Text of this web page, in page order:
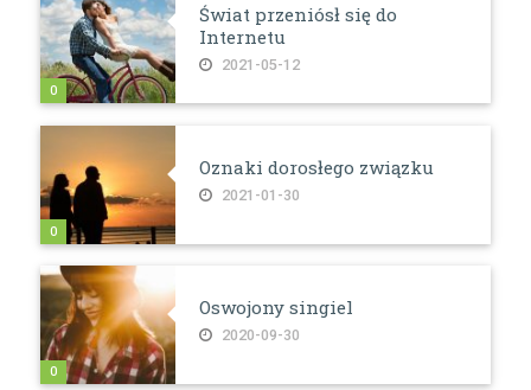
Świat przeniósł się do
Internetu
2021-05-12
0
Oznaki dorosłego związku
2021-01-30
0
Oswojony singiel
2020-09-30
0